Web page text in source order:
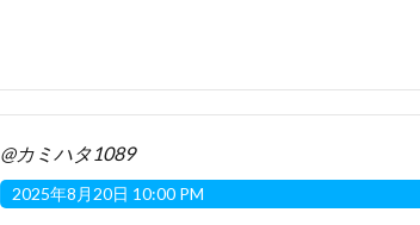
@カミハタ1089
2025年8月20日 10:00 PM